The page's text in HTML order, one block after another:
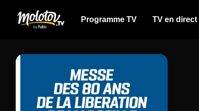
Programme TV TV en direct